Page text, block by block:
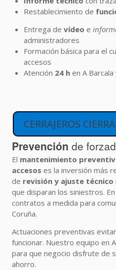
Restablecimiento de
Entrega de vídeo e
administradores
Formación básica para el
accesos
Atención 24 h en A
CERRAJEROS
Prevención de
El mantenimiento
accesos es la inversión más
de revisión y ajuste técnico
que disparan los siniestros. En
contratos a medida para
Coruña.
Actuaciones preventivas
funcionar. Nuestro equipo en
para que negocio disfrute de
ahorro.